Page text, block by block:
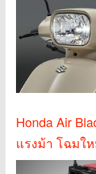
Honda Air
แรงม้า โฉมใ